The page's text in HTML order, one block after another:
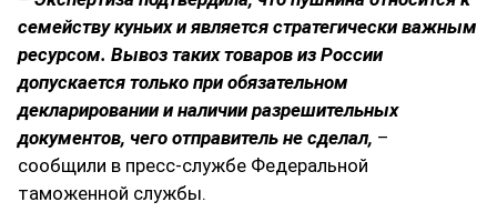
семейству куньих и является стратегически важным
ресурсом. Вывоз таких товаров из России
допускается только при обязательном
декларировании и наличии разрешительных
документов, чего отправитель не сделал, –
сообщили в пресс-службе Федеральной
таможенной службы.